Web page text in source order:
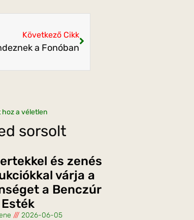
Következő Cikk
a Fonóban
hoz a véletlen
sorsolt
és zenés
várja a
a Benczúr
2026-06-05